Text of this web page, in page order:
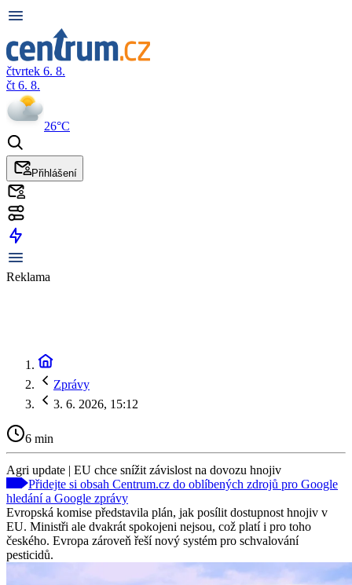
čtvrtek 6. 8.
čt 6. 8.
26°C
Přihlášení
Reklama
Zprávy
3. 6. 2026, 15:12
6 min
Agri update | EU chce snížit závislost na dovozu hnojiv
Přidejte si obsah Centrum.cz do oblíbených zdrojů pro Google
hledání a Google zprávy
Evropská komise představila plán, jak posílit dostupnost hnojiv v
EU. Ministři ale dvakrát spokojeni nejsou, což platí i pro toho
českého. Evropa zároveň řeší nový systém pro schvalování
pesticidů.